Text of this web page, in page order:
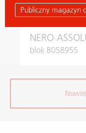
NERO
blok B058955
Publiczny magazyn